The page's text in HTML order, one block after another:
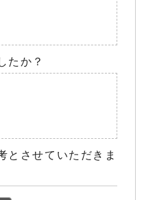
たか？
とさせていただきま